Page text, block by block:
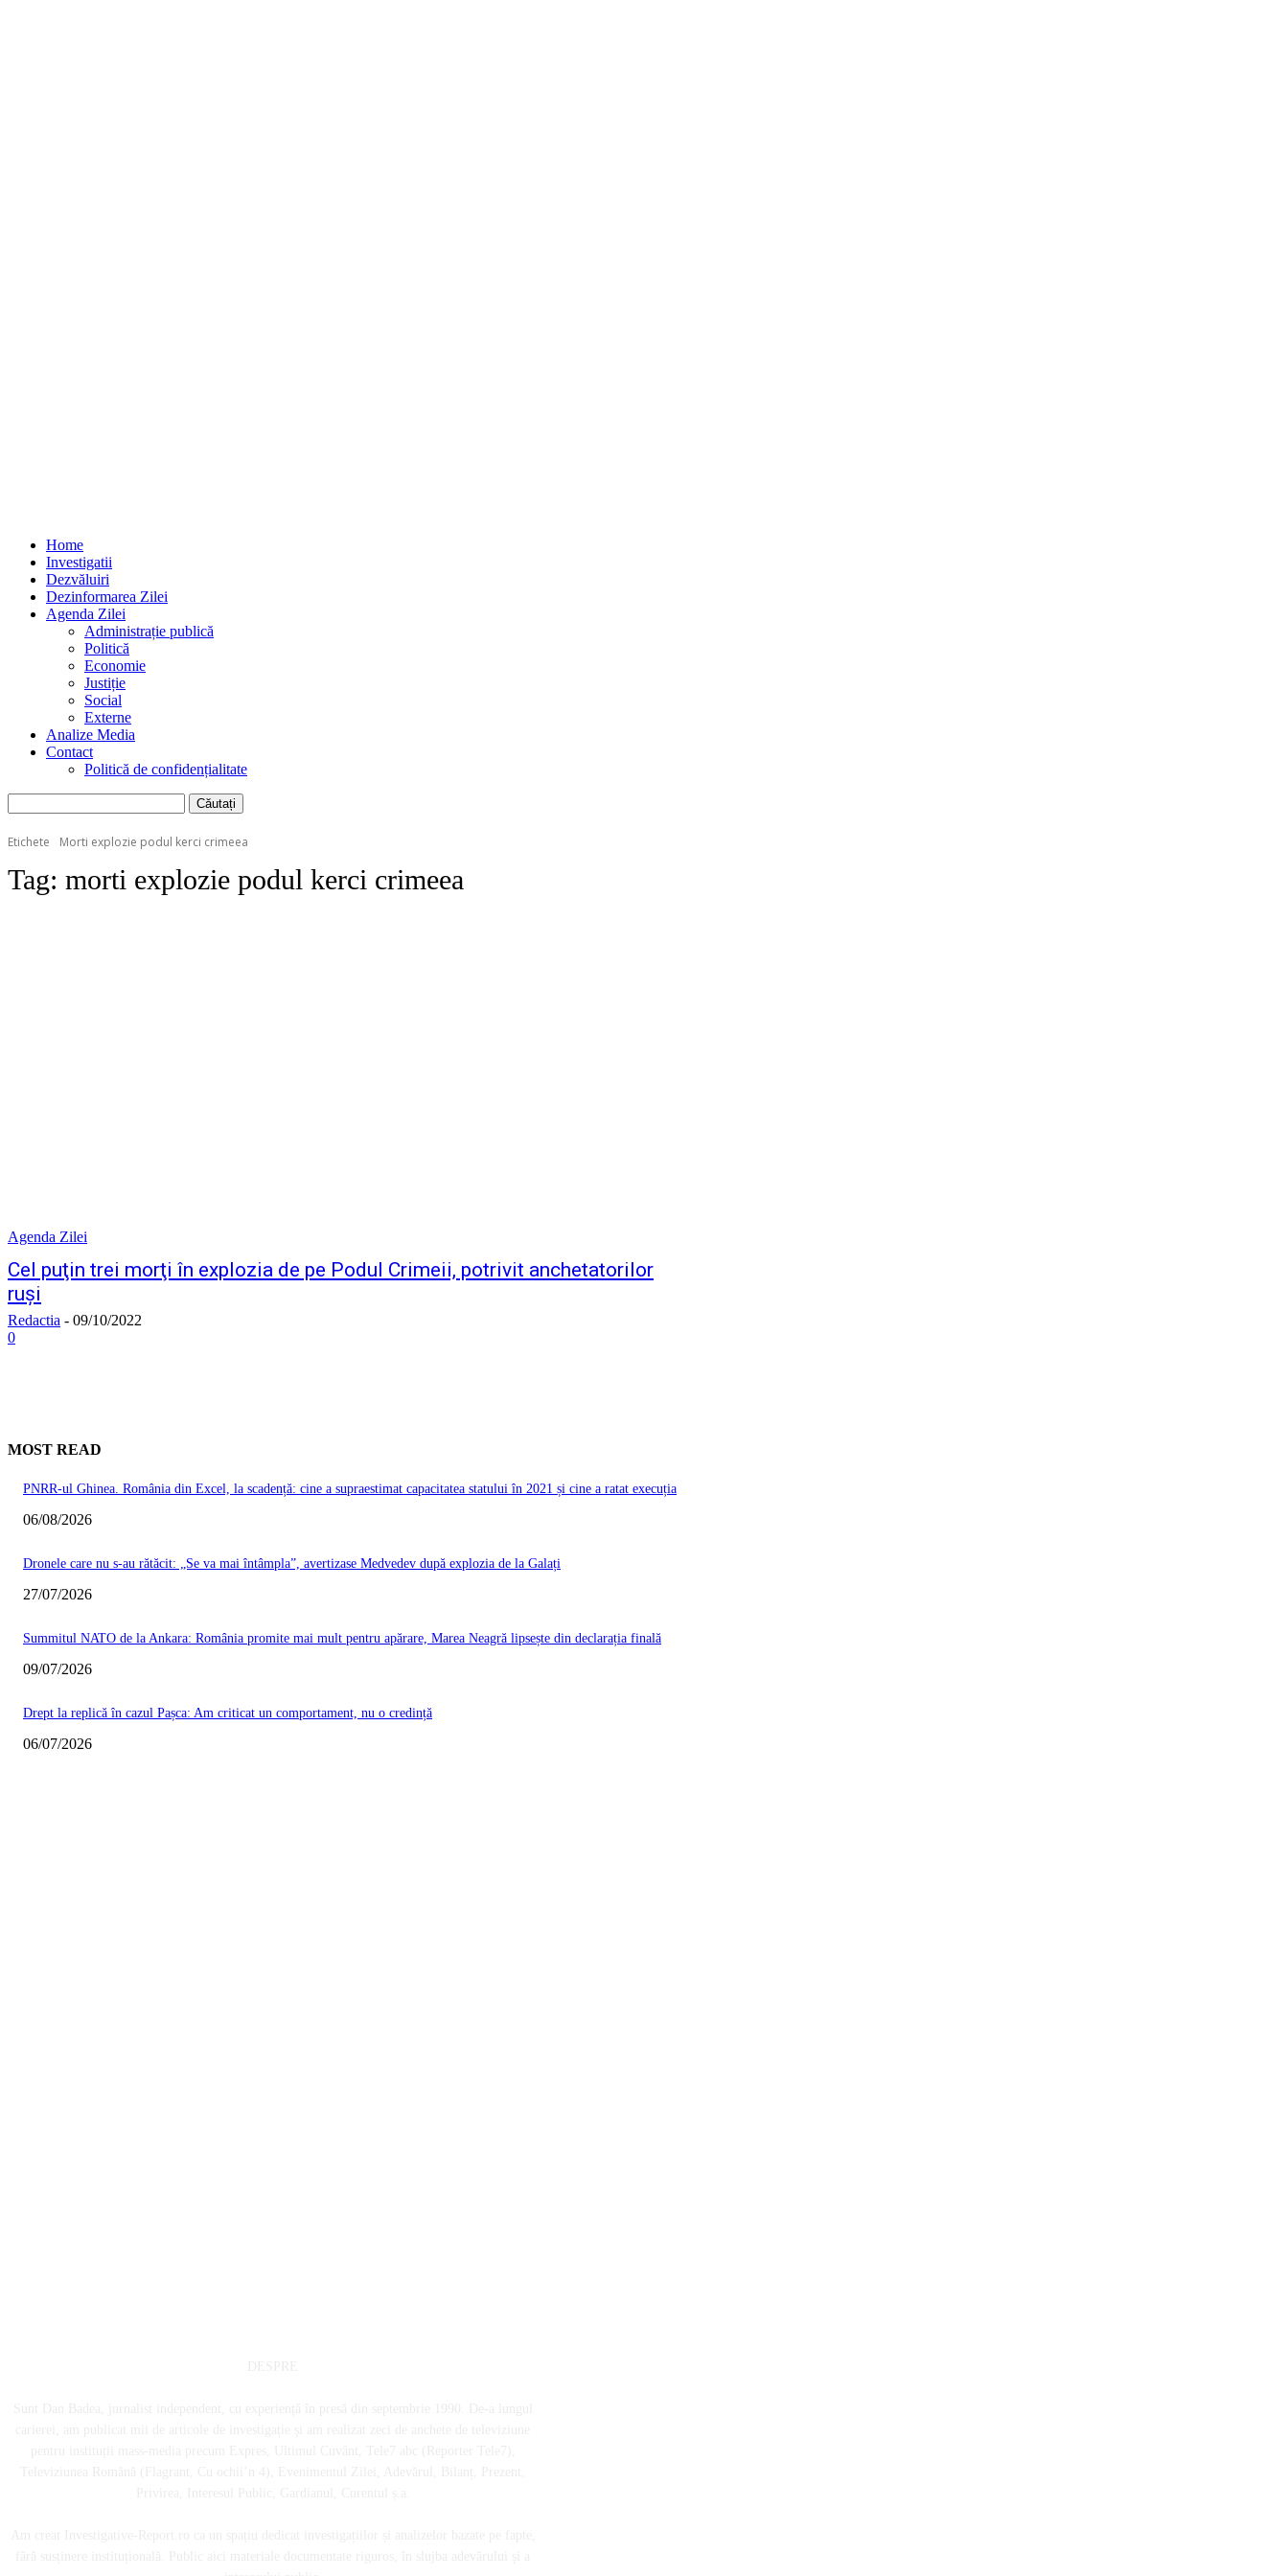
Home
Investigatii
Dezvăluiri
Dezinformarea Zilei
Agenda Zilei
Administrație publică
Politică
Economie
Justiție
Social
Externe
Analize Media
Contact
Politică de confidențialitate
Etichete Morti explozie podul kerci crimeea
Tag: morti explozie podul kerci crimeea
Agenda Zilei
Cel puţin trei morţi în explozia de pe Podul Crimeii, potrivit anchetatorilor
ruși
Redactia - 09/10/2022
0
MOST READ
PNRR-ul Ghinea. România din Excel, la scadență: cine a supraestimat capacitatea statului în 2021 și cine a ratat execuția
06/08/2026
Dronele care nu s-au rătăcit: „Se va mai întâmpla”, avertizase Medvedev după explozia de la Galați
27/07/2026
Summitul NATO de la Ankara: România promite mai mult pentru apărare, Marea Neagră lipsește din declarația finală
09/07/2026
Drept la replică în cazul Pașca: Am criticat un comportament, nu o credință
06/07/2026